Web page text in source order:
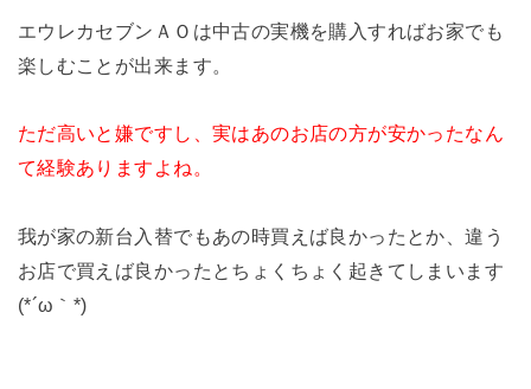
エウレカセブンＡＯは中古の実機を購入すればお家でも
楽しむことが出来ます。
ただ高いと嫌ですし、実はあのお店の方が安かったなん
て経験ありますよね。
我が家の新台入替でもあの時買えば良かったとか、違う
お店で買えば良かったとちょくちょく起きてしまいます
(*´ω｀*)